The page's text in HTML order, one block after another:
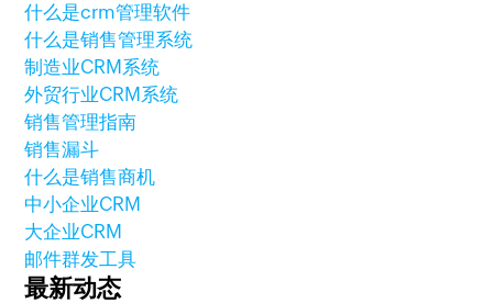
什么是crm管理软件
什么是销售管理系统
制造业CRM系统
外贸行业CRM系统
销售管理指南
销售漏斗
什么是销售商机
中小企业CRM
大企业CRM
邮件群发工具
最新动态